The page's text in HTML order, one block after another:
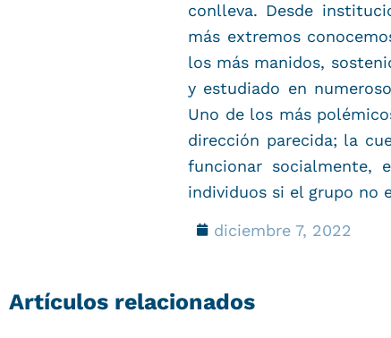
conlleva. Desde
más extremos
los más manidos,
y estudiado en
Uno de los más
dirección parecida; la
funcionar socialmente,
individuos si el grupo no
diciembre 7, 2022
Artículos relacionados